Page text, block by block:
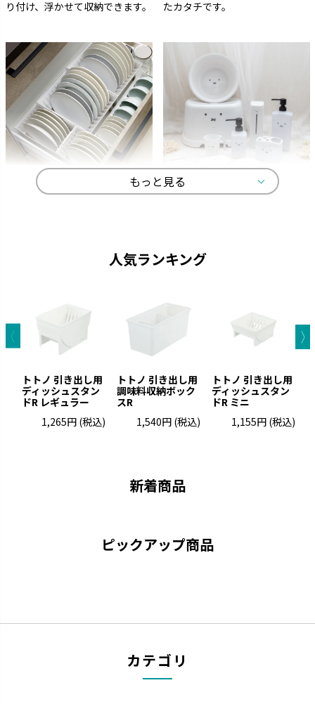
り付け、浮かせて収納できます。 たカタチです。
キカケア シェリー
ラクール
もっと見る
人気ランキング
トトノ 引き出し用
ディッシュスタン
ドR レギュラー
1,265円 (税込)
トトノ 引き出し用
調味料収納ボック
スR
1,540円 (税込)
トトノ 引き出し用
ディッシュスタン
ドR ミニ
1,155円 (税込)
新着商品
ピックアップ商品
カテゴリ